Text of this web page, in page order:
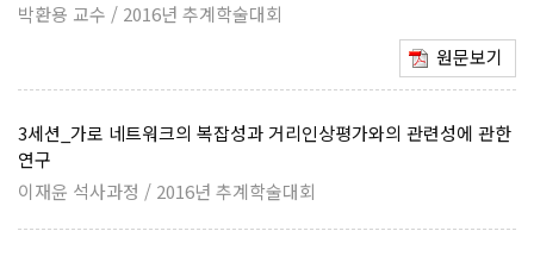
박환용 교수 / 2016년 추계학술대회
원문보기
3세션_가로 네트워크의 복잡성과 거리인상평가와의 관련성에 관한
연구
이재윤 석사과정 / 2016년 추계학술대회